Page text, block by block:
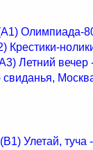
Олимпиада-
Крестики-
Летний
Улетай,